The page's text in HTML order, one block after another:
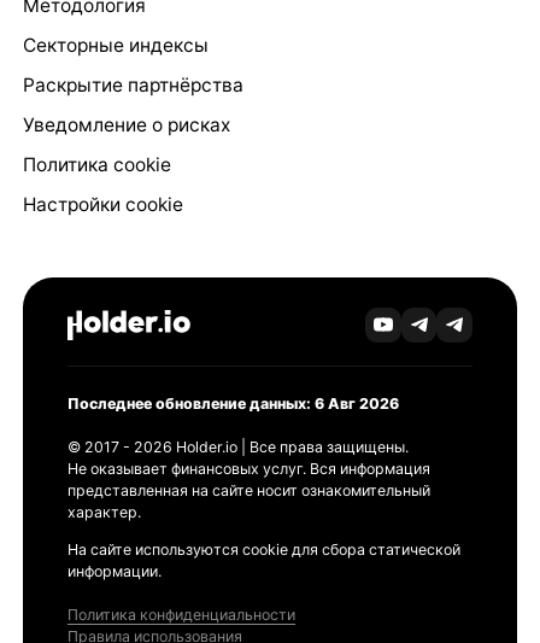
Методология
Секторные индексы
Раскрытие партнёрства
Уведомление о рисках
Политика cookie
Настройки cookie
Последнее обновление данных: 6 Авг 2026
© 2017 - 2026 Holder.io | Все права защищены.
Не оказывает финансовых услуг. Вся информация
представленная на сайте носит ознакомительный
характер.
На сайте используются cookie для сбора статической
информации.
Политика конфиденциальности
Правила использования